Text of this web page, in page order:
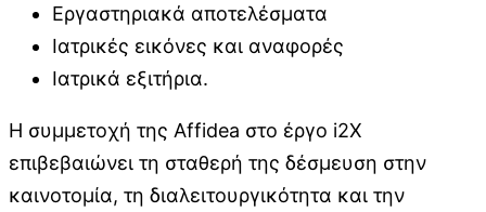
Εργαστηριακά αποτελέσματα
Ιατρικές εικόνες και αναφορές
Ιατρικά εξιτήρια.
Η συμμετοχή της Affidea στο έργο i2X
επιβεβαιώνει τη σταθερή της δέσμευση στην
καινοτομία, τη διαλειτουργικότητα και την